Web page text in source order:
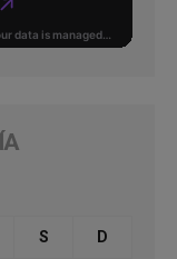
S D